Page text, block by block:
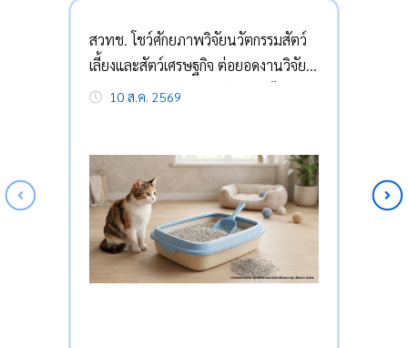
สวทช. โชว์ศักยภาพวิจัยนวัตกรรมสัตว์
เลี้ยงและสัตว์เศรษฐกิจ ต่อยอดงานวิจัยสู่
ภาคอุตสาหกรรม ยกระดับเกษตรไทย
10 ส.ค. 2569